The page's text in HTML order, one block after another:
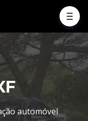
automóvel